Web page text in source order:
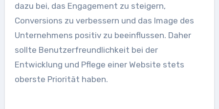
dazu bei, das Engagement zu steigern,
Conversions zu verbessern und das Image des
Unternehmens positiv zu beeinflussen. Daher
sollte Benutzerfreundlichkeit bei der
Entwicklung und Pflege einer Website stets
oberste Priorität haben.